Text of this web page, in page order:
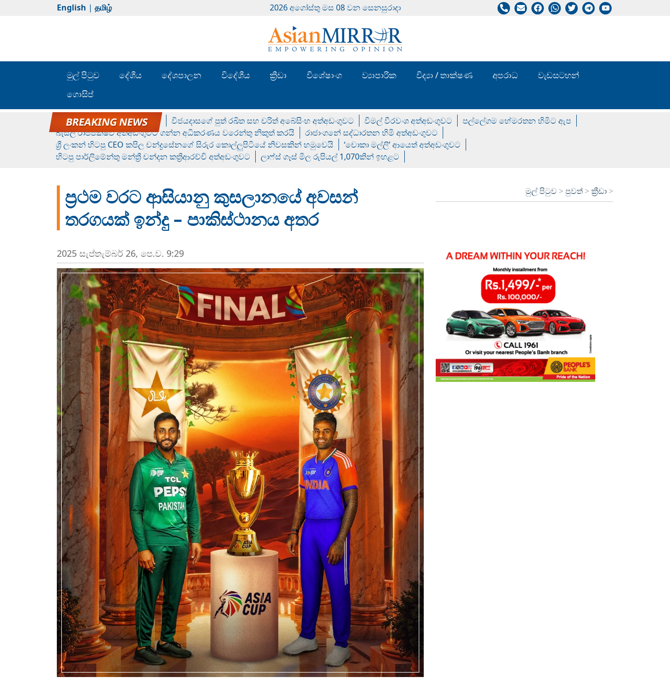
English | தமிழ் 2026 අගෝස්‍තු මස 08 වන සෙනසුරාදා
මුල් පිටුව දේශීය දේශපාලන විදේශීය ක්‍රීඩා විශේෂාංග ව්‍යාපාරික විද්‍යා / තාක්ෂණ අපරාධ
වැඩසටහන්
ගොසිප්
රන් ගෙනා රුමේෂ්ගේ හෙල්ලය විජයදාසගේ පුත් රඛිත සහ චරිත් අබේසිංහ අත්අඩංගුවට විමල් වීරවංශ අත්අඩංගුවට
පල්ලේගම හේමරතන හිමිට ඇප
බැසිල් රාජපක්ෂව අත්අඩංගුවට ගන්න අධිකරණය වරෙන්තු නිකුත් කරයි
රාජාංගනේ සද්ධාරතන හිමි අත්අඩංගුවට
ශ්‍රී ලංකන් හිටපු CEO කපිල චන්ද්‍රසේනගේ සිරුර කොල්ලුපිටියේ නිවසකින් හමුවෙයි
‘චොකා මල්ලි’ ආයෙත් අත්අඩංගුවට
හිටපු පාර්ලිමේන්තු මන්ත්‍රී චන්දන කත්‍රිආරච්චි අත්අඩංගුවට
ලාෆ්ස් ගෑස් මිල රුපියල් 1,070කින් ඉහළට
ප්‍රථම වරට ආසියානු කුසලානයේ අවසන්
තරගයක් ඉන්දු – පාකිස්ථානය අතර
මුල් පිටුව >පුවත් >ක්‍රීඩා >
2025 සැප්‍තැම්‍බර් 26, පෙ.ව. 9:29